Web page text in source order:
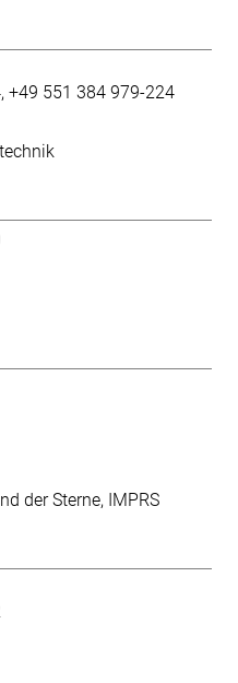
+49 551 384 979-224
der Sterne IMPRS